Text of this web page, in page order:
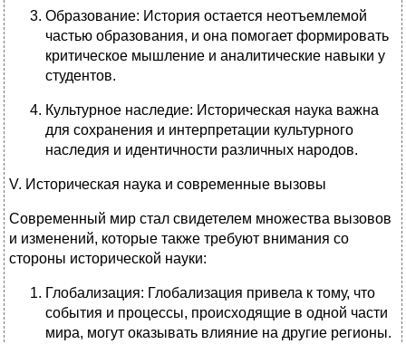
Образование: История остается неотъемлемой
частью образования, и она помогает формировать
критическое мышление и аналитические навыки у
студентов.
Культурное наследие: Историческая наука важна
для сохранения и интерпретации культурного
наследия и идентичности различных народов.
V. Историческая наука и современные вызовы
Современный мир стал свидетелем множества вызовов
и изменений, которые также требуют внимания со
стороны исторической науки:
Глобализация: Глобализация привела к тому, что
события и процессы, происходящие в одной части
мира, могут оказывать влияние на другие регионы.